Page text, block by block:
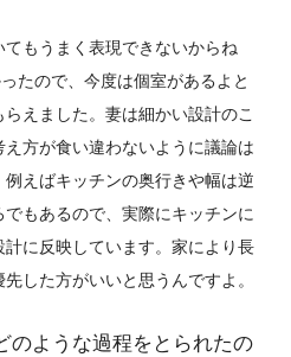
もうまく表現できないからね
たので、今度は個室があるよと
えました。妻は細かい設計のこ
方が食い違わないように議論は
えばキッチンの奥行きや幅は逆
もあるので、実際にキッチンに
に反映しています。家により長
した方がいいと思うんですよ。
のような過程をとられたの